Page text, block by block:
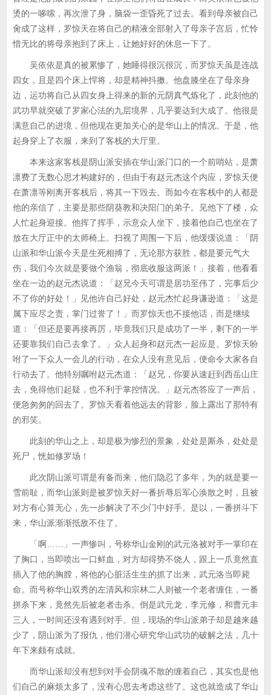
烫的一哆嗦，再次泄了身，脑袋一歪昏死了过去。看到母亲被自己
肏成了这样，罗惊天在将自己的精液全部射入了母亲子宫后，忙怜
惜无比的将母亲抱到了床上，让她好好的休息一下了。
吴依依是真的被累惨了，她睡得很沉很沉，而罗惊天虽是连战
四女，且是四个床上悍将，却是精神抖擞。他盘膝坐在了母亲身
边，运功将自己从四女身上得来的新的元阴真气炼化了，此刻他的
武功早就突破了罗家心法的九层境界，几乎要达到大成了。他很是
满意自己的进境，但他现在更加关心的是华山上的情况。于是，他
起身穿上了衣服，来到了客栈的大厅里。
本来这家客栈是阴山派安插在华山派门口的一个前哨站，是萧
凛费了无数心思才构建好的，但由于有赵元杰这个内应，罗惊天便
在萧凛等刚离开客栈后，将其一下毁去。而如今在客栈中的人都是
他的亲信了，主要是那些阴葵教和决阳门的弟子。见他下了楼，众
人忙起身迎接。他挥了挥手，示意众人坐下，接着他自己也坐在了
放在大厅正中的太师椅上。扫视了周围一下后，他缓缓说道：「阴
山派和华山派今天是生死相搏了，无论那方获胜，都是要元气大
伤，我们今次就是要做个渔翁，彻底收服这两派！」接着，他看看
坐在一边的赵元杰说道：「赵兄今天可谓是居功至伟了，完事后少
不了你的好处！」见他许自己好处，赵元杰忙起身谦逊道：「这是
属下应尽之责，掌门过誉了！」而罗惊天也不接他话，而是继续
道：「但还是要再接再厉，毕竟我们只是成功了一半，剩下的一半
还要靠我们自己去拿了。」众人起身和赵元杰一起应是。罗惊天吩
咐了一下众人一会儿的行动，在众人没有意见后，便命令大家各自
行动去了。他特别嘱咐赵元杰道：「赵兄，你要从速赶到西岳山庄
去，免得他们起疑，也不利于掌控情况。」赵元杰答应了一声后，
便急匆匆的回去了。罗惊天看着他远去的背影，脸上露出了那特有
的邪笑。
此刻的华山之上，却是极为惨烈的景象，处处是厮杀，处处是
死尸，恍如修罗场！
此次阴山派可谓是有备而来，他们隐忍了多年，为的就是要一
雪前耻，而华山派则是被罗惊天好一番折辱后军心涣散之时，且被
对方有心算无心，先一步解决了不少门中好手。是以，一番拼斗下
来，华山派渐渐抵敌不住了。
「啊……」一声惨叫，号称华山金刚的武元洛被对手一掌印在
了胸口，当即喷出一口鲜血，对方却得势不饶人，跟上一爪竟然直
插入了他的胸膛，将他的心脏活生生的抓了出来，武元洛当即毙
命。而号称华山双秀的左清风和宗林二人则被一个老者缠住，一番
拼杀下来，竟然先后被老者击杀。倒是武元龙，李元修，和曹元丰
三人，一时间还没有遇到对手。但，现场的华山派弟子却是越来越
少了，阴山派为了报仇，他们潜心研究华山武功的破解之法，几十
年下来颇有成就。
而华山派却没有想到对手会阴魂不散的缠着自己，其实也是他
们自己的麻烦太多了，没有心思去考虑这些了。这也就造成了华山